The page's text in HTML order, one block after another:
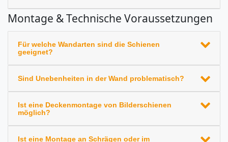
Montage & Technische Voraussetzungen
Für welche Wandarten sind die Schienen
geeignet?
Sind Unebenheiten in der Wand problematisch?
Ist eine Deckenmontage von Bilderschienen
möglich?
Ist eine Montage an Schrägen oder im